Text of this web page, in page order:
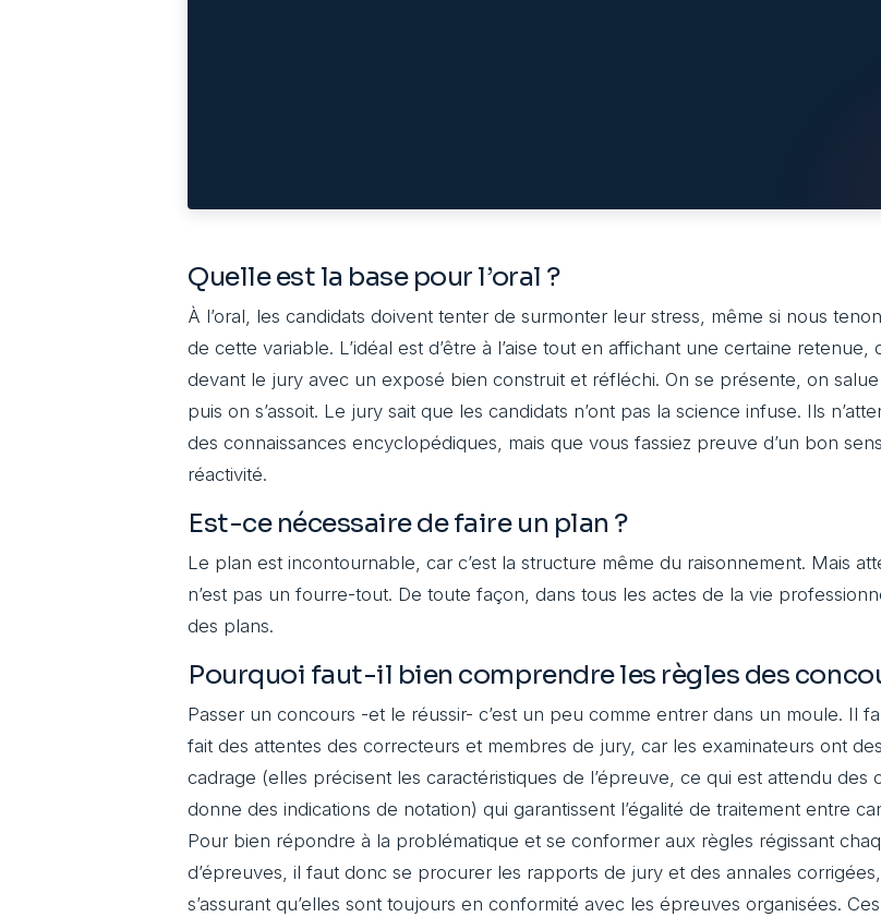
Quelle est la base pour l’oral ?
À l’oral, les candidats doivent tenter de surmonter leur stress, même si nous
de cette variable. L’idéal est d’être à l’aise tout en affichant une certaine retenue,
devant le jury avec un exposé bien construit et réfléchi. On se présente, on
puis on s’assoit. Le jury sait que les candidats n’ont pas la science infuse. Ils
des connaissances encyclopédiques, mais que vous fassiez preuve d’un bon
réactivité.
Est-ce nécessaire de faire un plan ?
Le plan est incontournable, car c’est la structure même du raisonnement. Mais
n’est pas un fourre-tout. De toute façon, dans tous les actes de la vie
des plans.
Pourquoi faut-il bien comprendre les règles des
Passer un concours -et le réussir- c’est un peu comme entrer dans un moule. Il
fait des attentes des correcteurs et membres de jury, car les examinateurs ont
cadrage (elles précisent les caractéristiques de l’épreuve, ce qui est attendu des
donne des indications de notation) qui garantissent l’égalité de traitement entre
Pour bien répondre à la problématique et se conformer aux règles régissant
d’épreuves, il faut donc se procurer les rapports de jury et des annales
s’assurant qu’elles sont toujours en conformité avec les épreuves organisées.